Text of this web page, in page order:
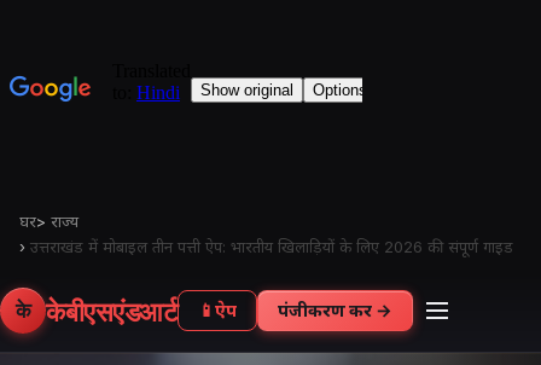
घर> राज्य
› उत्तराखंड में मोबाइल तीन पत्ती ऐप: भारतीय खिलाड़ियों के लिए 2026 की संपूर्ण गाइड
के केबीएसएंडआर्ट 📱 ऐप पंजीकरण करें →